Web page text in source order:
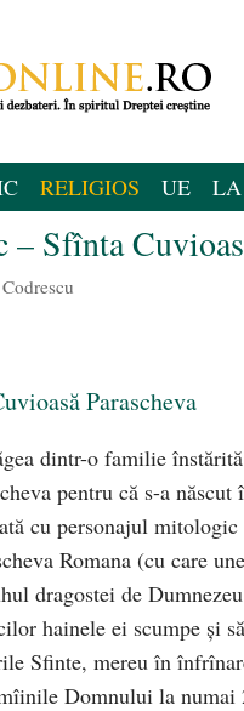
RELIGIOS UE
– Sfînta
Parascheva
dintr-o familie
pentru că s-a
cu personajul
Romana (cu care
dragostei de
hainele ei scumpe și
Sfinte, mereu în
Domnului la numai